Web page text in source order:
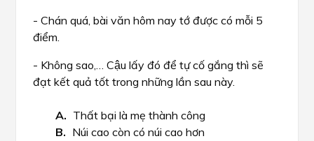
- Chán quá, bài văn hôm nay tớ được có mỗi 5
điểm.
- Không sao,… Cậu lấy đó để tự cố gắng thì sẽ
đạt kết quả tốt trong những lần sau này.
Thất bại là mẹ thành công
Núi cao còn có núi cao hơn